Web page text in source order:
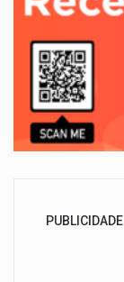
PUBLICIDADE